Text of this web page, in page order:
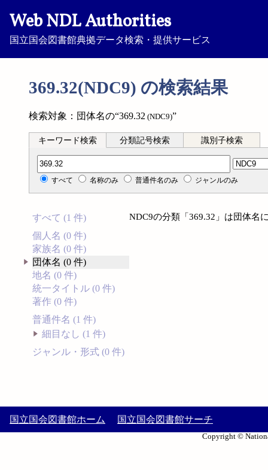
Web NDL Authorities
国立国会図書館典拠データ検索・提供サービス
369.32(NDC9) の検索結果
検索対象：団体名の“369.32 (NDC9)”
キーワード検索 分類記号検索 識別子検索
分類記号検索
すべて 名称のみ 普通件名のみ ジャンルのみ
すべて (1 件)
個人名 (0 件)
家族名 (0 件)
団体名 (0 件)
地名 (0 件)
統一タイトル (0 件)
著作 (0 件)
普通件名 (1 件)
細目なし (1 件)
ジャンル・形式 (0 件)
NDC9の分類「369.32」は団体名
国立国会図書館ホーム 国立国会図書館サーチ
Copyright ©